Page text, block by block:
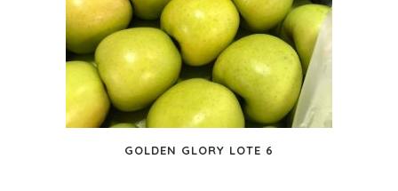
GOLDEN GLORY LOTE 6